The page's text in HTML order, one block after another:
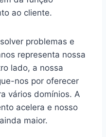
ao cliente.
problemas e
representa nossa
lado, a nossa
nos por oferecer
vários domínios. A
acelera e nosso
maior.